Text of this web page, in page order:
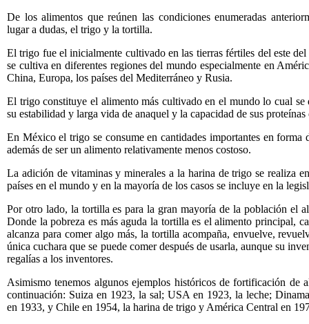
De los alimentos que reúnen las condiciones enumeradas
lugar a dudas, el trigo y la tortilla.
El trigo fue el inicialmente cultivado en las tierras fértiles del este
se cultiva en diferentes regiones del mundo especialmente en
China, Europa, los países del Mediterráneo y Rusia.
El trigo constituye el alimento más cultivado en el mundo lo cual se
su estabilidad y larga vida de anaquel y la capacidad de sus
En México el trigo se consume en cantidades importantes en forma
además de ser un alimento relativamente menos costoso.
La adición de vitaminas y minerales a la harina de trigo se realiza
países en el mundo y en la mayoría de los casos se incluye en la
Por otro lado, la tortilla es para la gran mayoría de la población el
Donde la pobreza es más aguda la tortilla es el alimento principal,
alcanza para comer algo más, la tortilla acompaña, envuelve,
única cuchara que se puede comer después de usarla, aunque su
regalías a los inventores.
Asimismo tenemos algunos ejemplos históricos de fortificación de
continuación: Suiza en 1923, la sal; USA en 1923, la leche;
en 1933, y Chile en 1954, la harina de trigo y América Central en